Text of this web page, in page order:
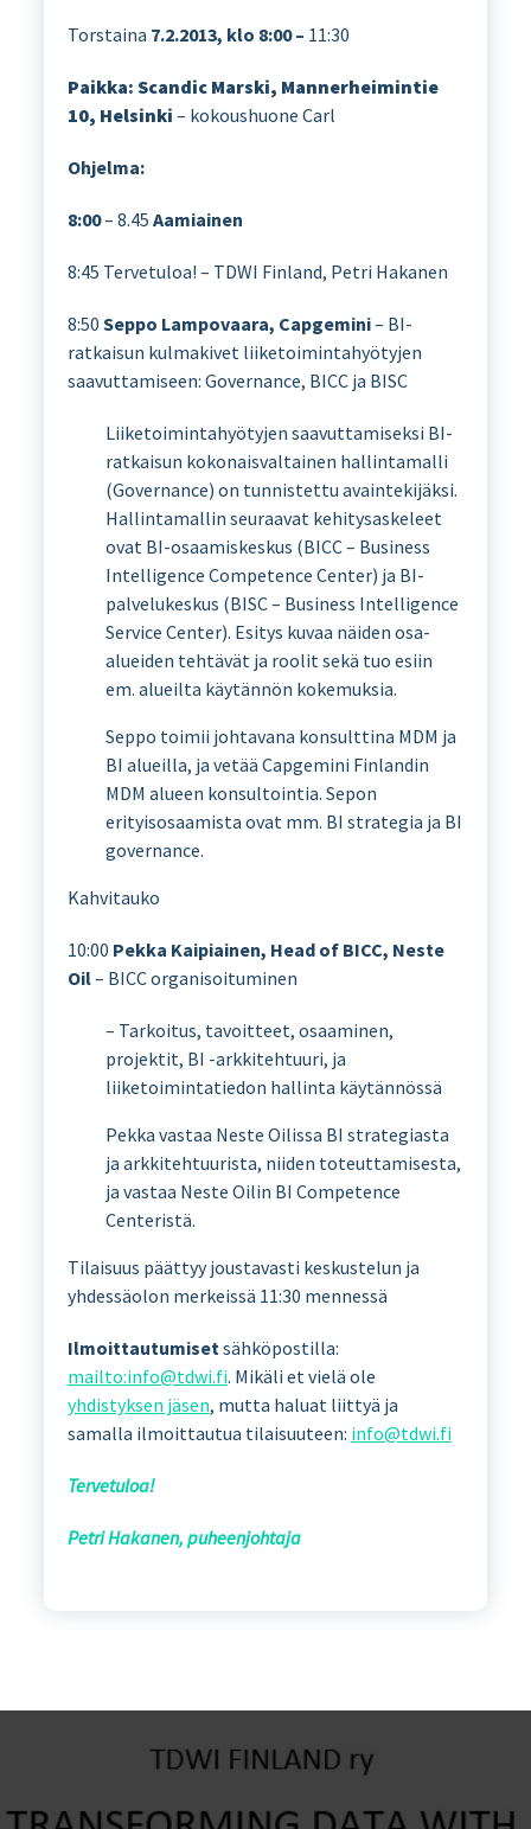
Torstaina 7.2.2013, klo 8:00 – 11:30
Paikka: Scandic Marski, Mannerheimintie
10, Helsinki – kokoushuone Carl
Ohjelma:
8:00– 8.45 Aamiainen
8:45 Tervetuloa! – TDWI Finland, Petri Hakanen
8:50 Seppo Lampovaara, Capgemini– BI-
ratkaisun kulmakivet liiketoimintahyötyjen
saavuttamiseen: Governance, BICC ja BISC
Liiketoimintahyötyjen saavuttamiseksi BI-
ratkaisun kokonaisvaltainen hallintamalli
(Governance) on tunnistettu avaintekijäksi.
Hallintamallin seuraavat kehitysaskeleet
ovat BI-osaamiskeskus (BICC – Business
Intelligence Competence Center) ja BI-
palvelukeskus (BISC – Business Intelligence
Service Center). Esitys kuvaa näiden osa-
alueiden tehtävät ja roolit sekä tuo esiin
em. alueilta käytännön kokemuksia.
Seppo toimii johtavana konsulttina MDM ja
BI alueilla, ja vetää Capgemini Finlandin
MDM alueen konsultointia. Sepon
erityisosaamista ovat mm. BI strategia ja BI
governance.
Kahvitauko
10:00 Pekka Kaipiainen, Head of BICC, Neste
Oil– BICC organisoituminen
– Tarkoitus, tavoitteet, osaaminen,
projektit, BI -arkkitehtuuri, ja
liiketoimintatiedon hallinta käytännössä
Pekka vastaa Neste Oilissa BI strategiasta
ja arkkitehtuurista, niiden toteuttamisesta,
ja vastaa Neste Oilin BI Competence
Centeristä.
Tilaisuus päättyy joustavasti keskustelun ja
yhdessäolon merkeissä 11:30 mennessä
Ilmoittautumiset sähköpostilla:
mailto:info@tdwi.fi. Mikäli et vielä ole
yhdistyksen jäsen, mutta haluat liittyä ja
samalla ilmoittautua tilaisuuteen: info@tdwi.fi
Tervetuloa!
Petri Hakanen, puheenjohtaja